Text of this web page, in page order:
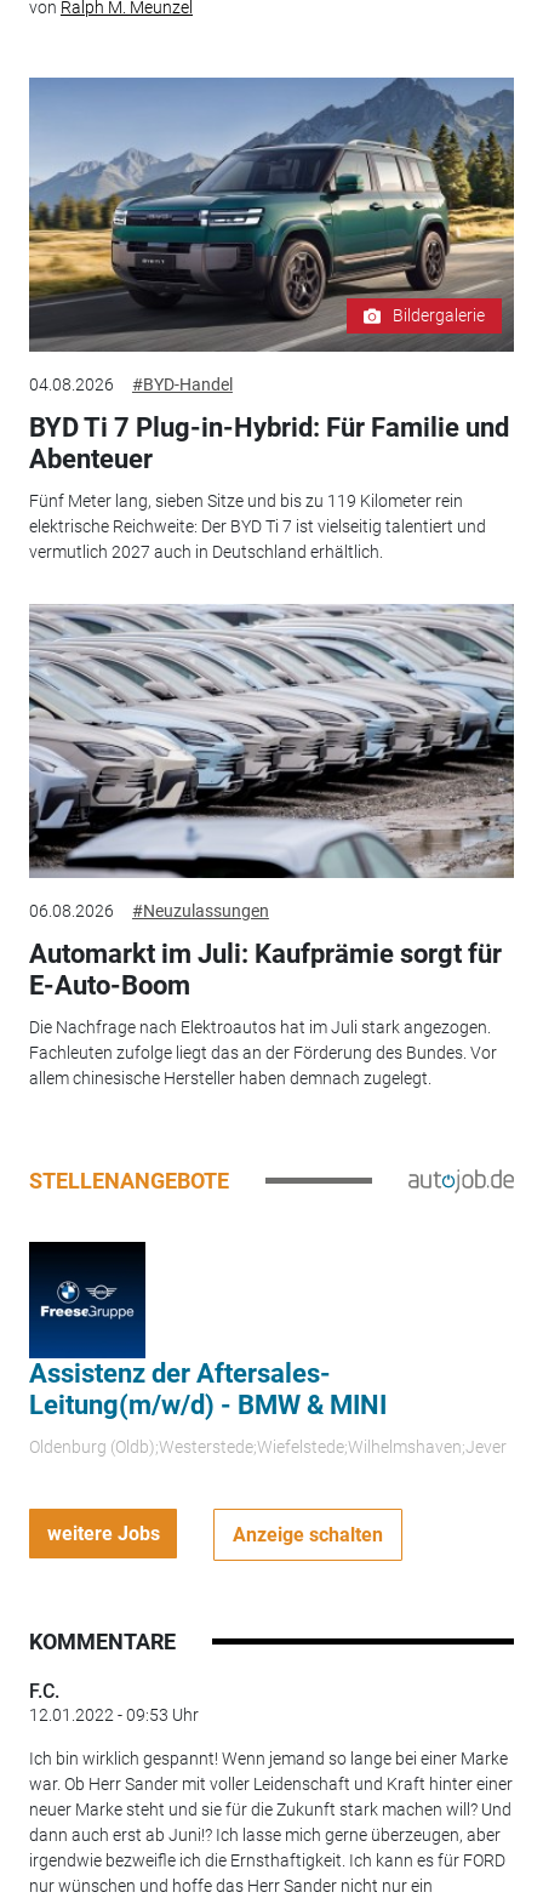
von Ralph M. Meunzel
Bildergalerie
04.08.2026 #BYD-Handel
BYD Ti 7 Plug-in-Hybrid: Für Familie und
Abenteuer
Fünf Meter lang, sieben Sitze und bis zu 119 Kilometer rein
elektrische Reichweite: Der BYD Ti 7 ist vielseitig talentiert und
vermutlich 2027 auch in Deutschland erhältlich.
06.08.2026 #Neuzulassungen
Automarkt im Juli: Kaufprämie sorgt für
E-Auto-Boom
Die Nachfrage nach Elektroautos hat im Juli stark angezogen.
Fachleuten zufolge liegt das an der Förderung des Bundes. Vor
allem chinesische Hersteller haben demnach zugelegt.
STELLENANGEBOTE
Assistenz der Aftersales-
Leitung(m/w/d) - BMW & MINI
Oldenburg (Oldb);Westerstede;Wiefelstede;Wilhelmshaven;Jever
weitere Jobs Anzeige schalten
KOMMENTARE
F.C.
12.01.2022 - 09:53 Uhr
Ich bin wirklich gespannt! Wenn jemand so lange bei einer Marke
war. Ob Herr Sander mit voller Leidenschaft und Kraft hinter einer
neuer Marke steht und sie für die Zukunft stark machen will? Und
dann auch erst ab Juni!? Ich lasse mich gerne überzeugen, aber
irgendwie bezweifle ich die Ernsthaftigkeit. Ich kann es für FORD
nur wünschen und hoffe das Herr Sander nicht nur ein